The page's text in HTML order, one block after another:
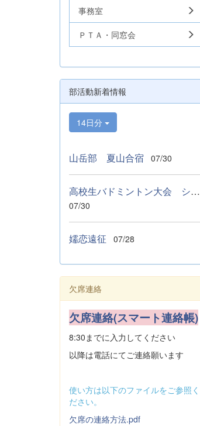
事務室
ＰＴＡ・同窓会
部活動新着情報
14日分
山岳部 夏山合宿 07/30
高校生バドミントン大会 シングルス ベスト１６
07/30
嬬恋遠征 07/28
欠席連絡
欠席連絡(スマート連絡帳)
8:30までに入力してください
以降は電話にてご連絡願います
使い方は以下のファイルをご参照く
ださい。
欠席の連絡方法.pdf